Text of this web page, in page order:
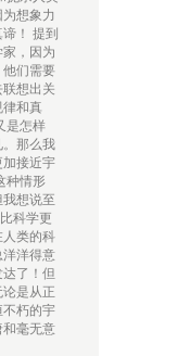
想象力
！ 提到
，因为
们需要
想出关
和真
是怎样
。那么我
接近宇
种情形
想说至
科学更
人类的科
洋得意
了！但
是从正
朽的宇
毫无意